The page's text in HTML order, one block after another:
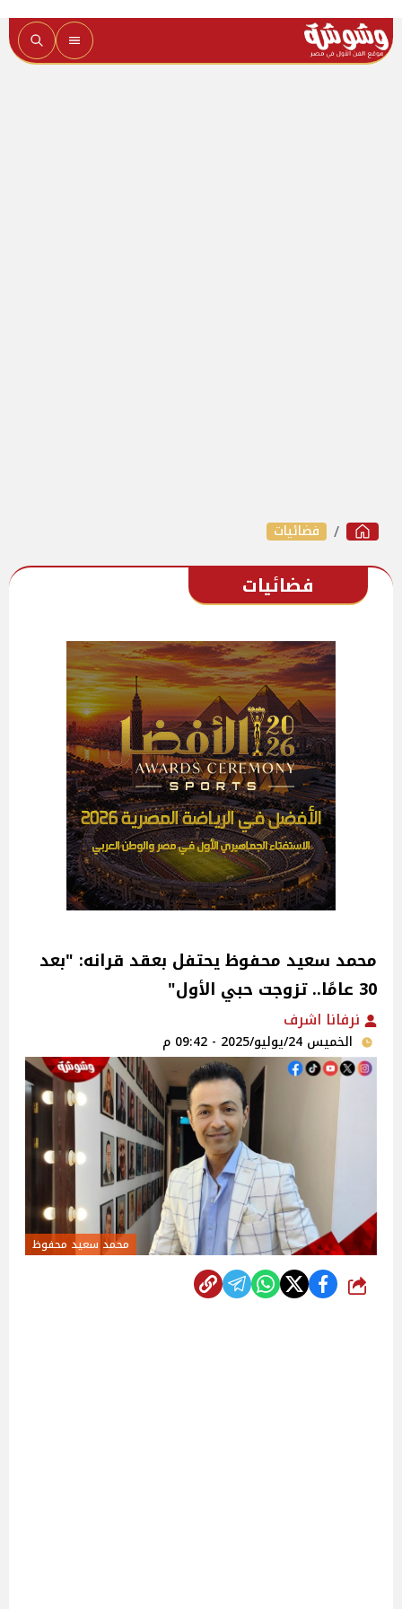
فضائيات
فضائيات
محمد سعيد محفوظ يحتفل بعقد قرانه: "بعد
30 عامًا.. تزوجت حبي الأول"‎
نرفانا اشرف
الخميس 24/يوليو/2025 - 09:42 م
محمد سعيد محفوظ
شارك